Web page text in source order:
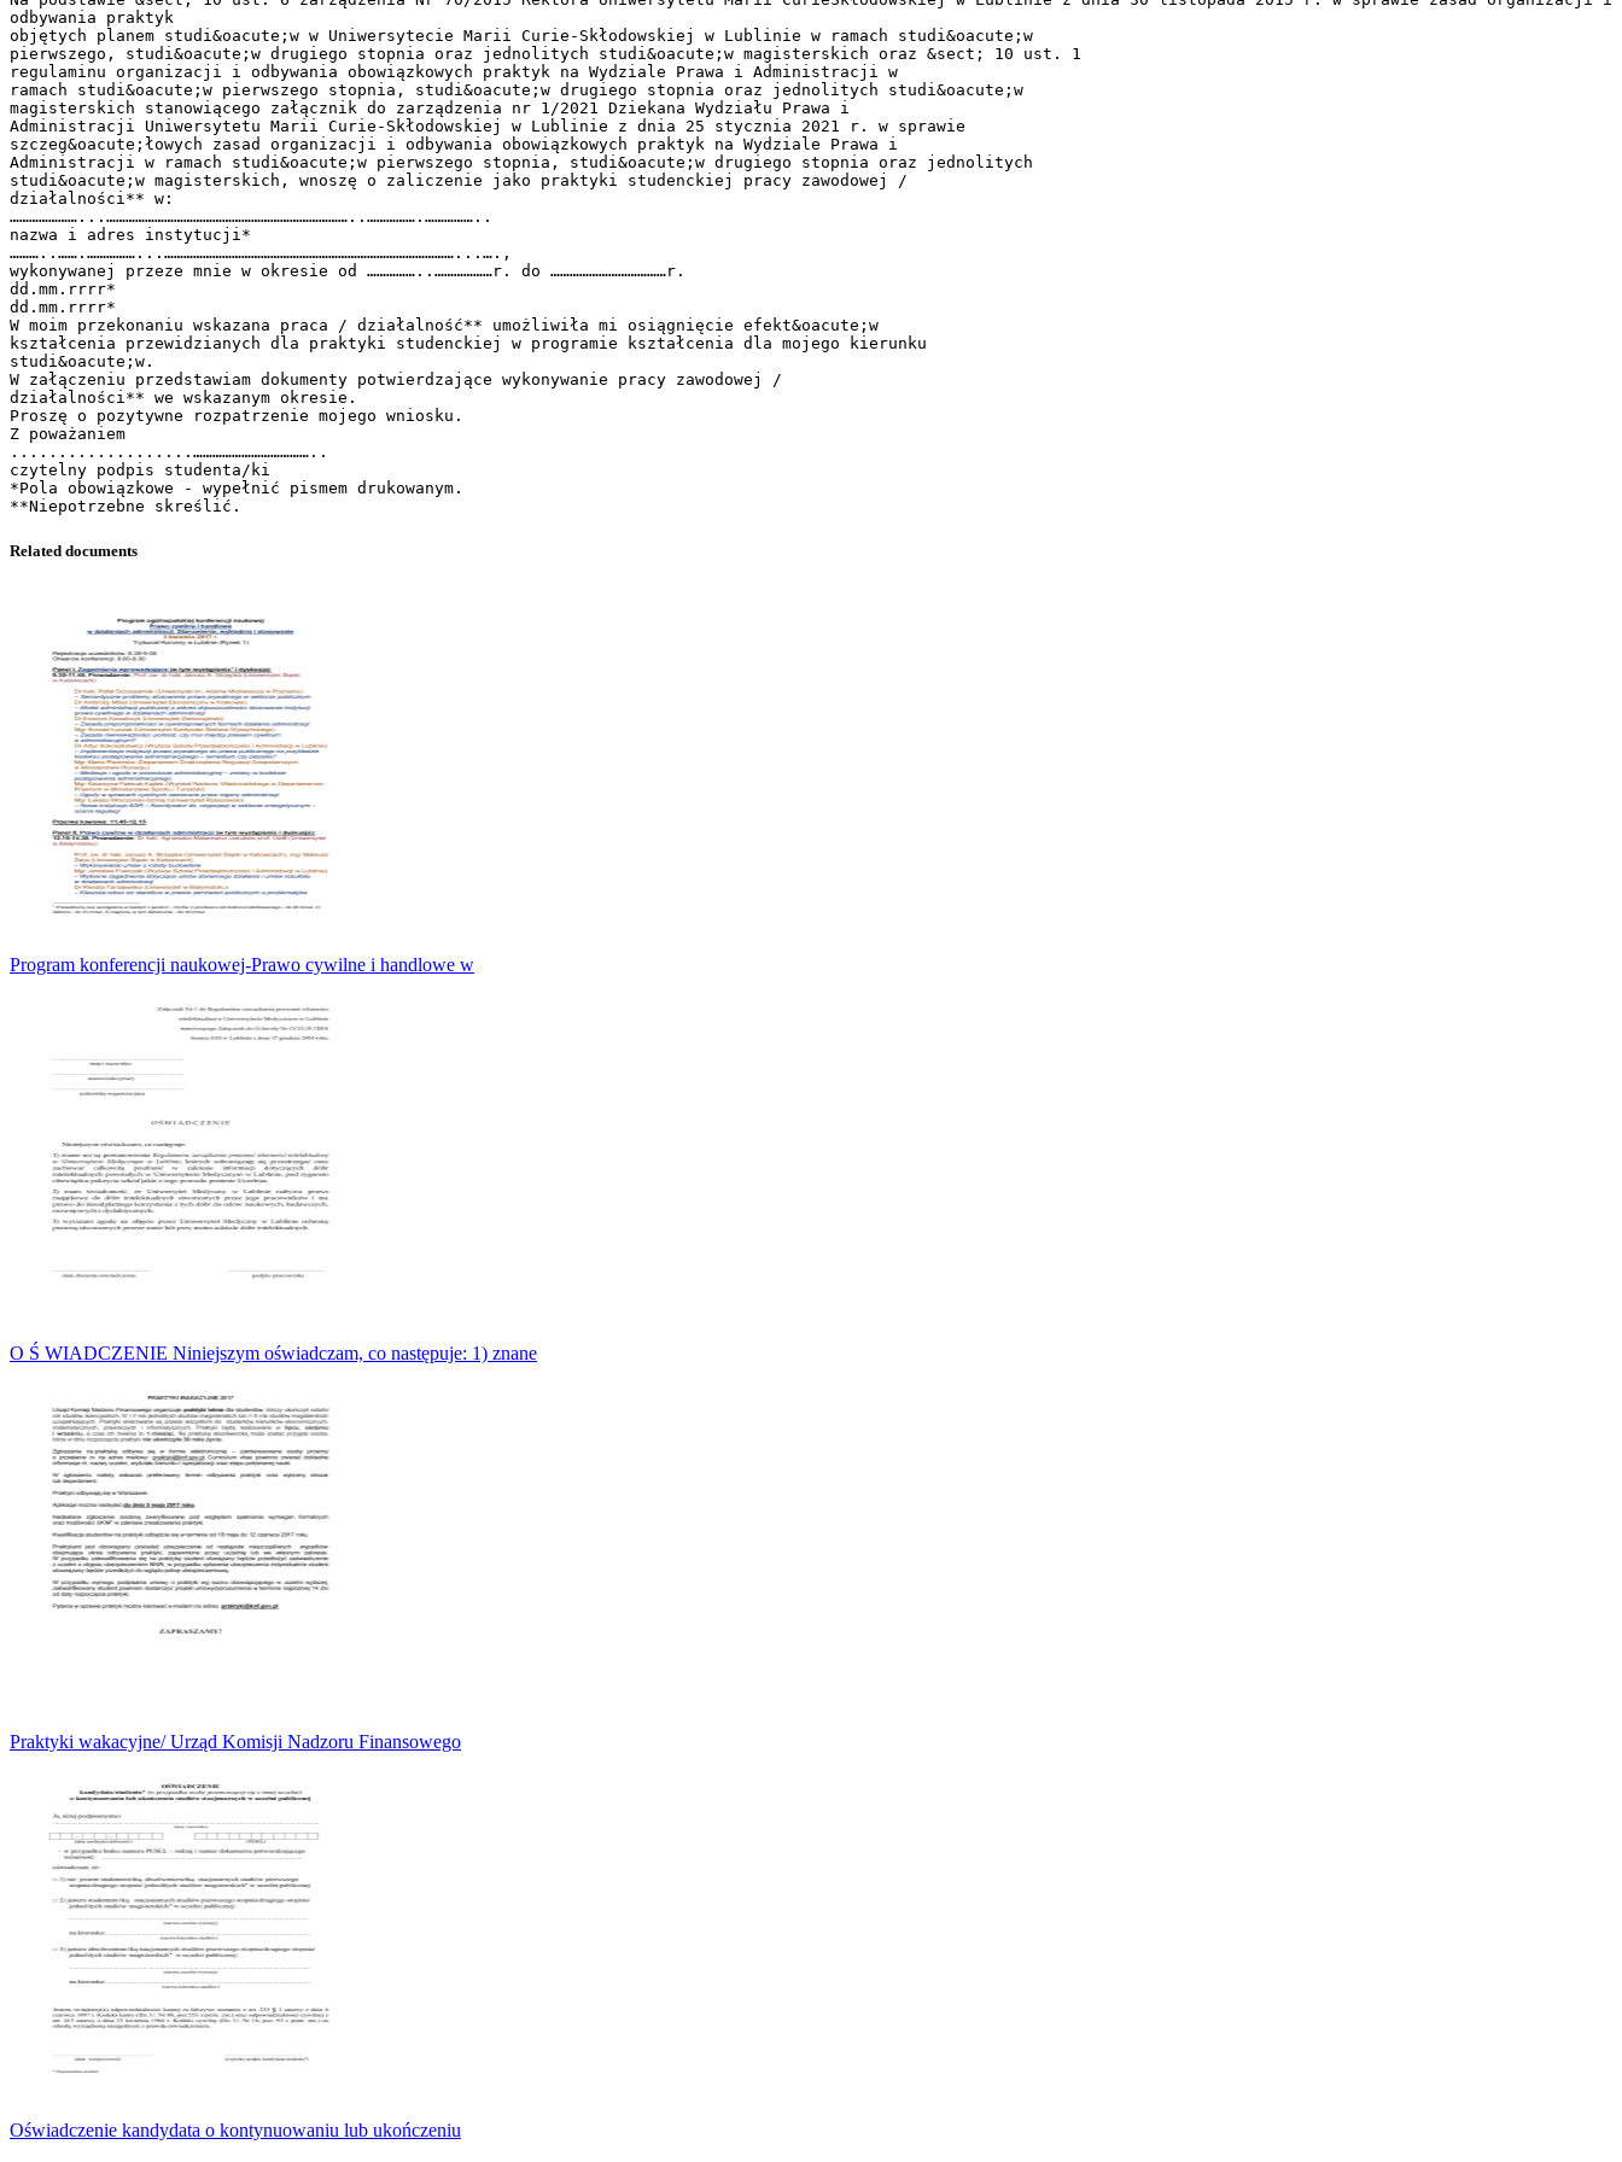
odbywania praktyk
objętych planem studi&oacute;w w Uniwersytecie Marii Curie-Skłodowskiej w Lublinie w ramach studi&oacute;w
pierwszego, studi&oacute;w drugiego stopnia oraz jednolitych studi&oacute;w magisterskich oraz &sect; 10 ust. 1
regulaminu organizacji i odbywania obowiązkowych praktyk na Wydziale Prawa i Administracji w
ramach studi&oacute;w pierwszego stopnia, studi&oacute;w drugiego stopnia oraz jednolitych studi&oacute;w
magisterskich stanowiącego załącznik do zarządzenia nr 1/2021 Dziekana Wydziału Prawa i
Administracji Uniwersytetu Marii Curie-Skłodowskiej w Lublinie z dnia 25 stycznia 2021 r. w sprawie
szczeg&oacute;łowych zasad organizacji i odbywania obowiązkowych praktyk na Wydziale Prawa i
Administracji w ramach studi&oacute;w pierwszego stopnia, studi&oacute;w drugiego stopnia oraz jednolitych
studi&oacute;w magisterskich, wnoszę o zaliczenie jako praktyki studenckiej pracy zawodowej /
działalności** w:
…………………...…………………………………………………………………..…………….……………..
nazwa i adres instytucji*
………..…….……………...………………………………………………………………………………...….,
wykonywanej przeze mnie w okresie od ……………..………………r. do ………………………………r.
dd.mm.rrrr*
dd.mm.rrrr*
W moim przekonaniu wskazana praca / działalność** umożliwiła mi osiągnięcie efekt&oacute;w
kształcenia przewidzianych dla praktyki studenckiej w programie kształcenia dla mojego kierunku
studi&oacute;w.
W załączeniu przedstawiam dokumenty potwierdzające wykonywanie pracy zawodowej /
działalności** we wskazanym okresie.
Proszę o pozytywne rozpatrzenie mojego wniosku.
Z poważaniem
...................………………………………..
czytelny podpis studenta/ki
*Pola obowiązkowe - wypełnić pismem drukowanym.
Related documents
Program konferencji naukowej-Prawo cywilne i handlowe w
O Ś WIADCZENIE Niniejszym oświadczam, co następuje: 1) znane
Praktyki wakacyjne/ Urząd Komisji Nadzoru Finansowego
Oświadczenie kandydata o kontynuowaniu lub ukończeniu